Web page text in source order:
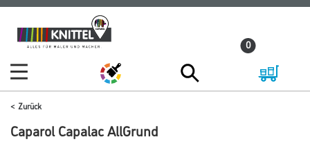
Zum
Inhalt
Zum
Navigationsmenü
0
Zurück
Caparol Capalac AllGrund